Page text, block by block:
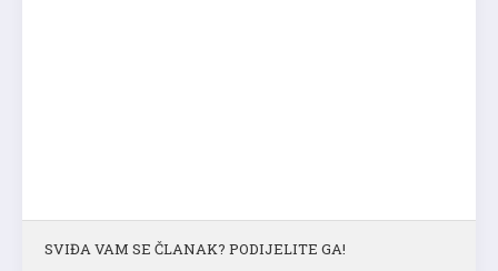
SVIĐA VAM SE ČLANAK? PODIJELITE GA!